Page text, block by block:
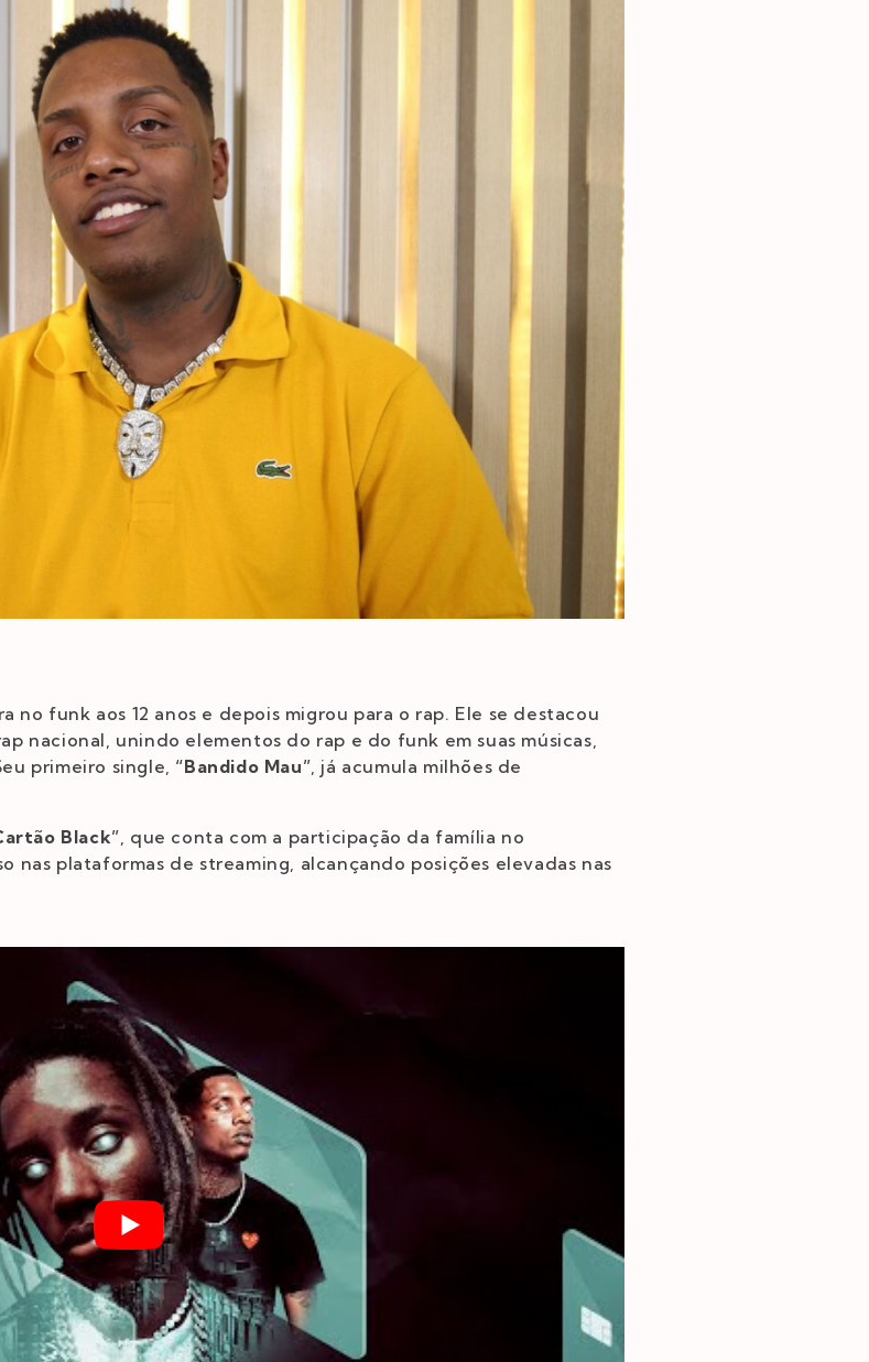
no funk aos 12 anos e depois migrou para o rap. Ele se destacou
nacional, unindo elementos do rap e do funk em suas músicas,
primeiro single, “Bandido Mau” , já acumula milhões de
Black” , que conta com a participação da família no
nas plataformas de streaming, alcançando posições elevadas nas